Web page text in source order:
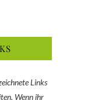
Links
Wenn ihr